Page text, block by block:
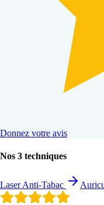
Donnez votre avis
Nos 3 techniques
Laser Anti-Tabac